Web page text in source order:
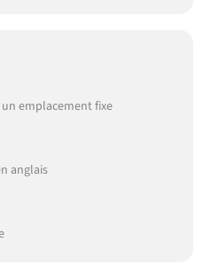
emplacement fixe
anglais